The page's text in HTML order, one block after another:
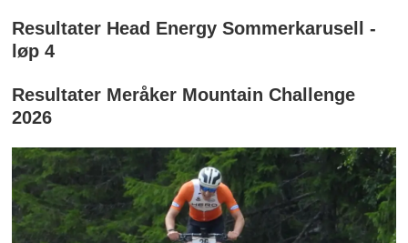
Resultater Head Energy Sommerkarusell -
løp 4
Resultater Meråker Mountain Challenge
2026